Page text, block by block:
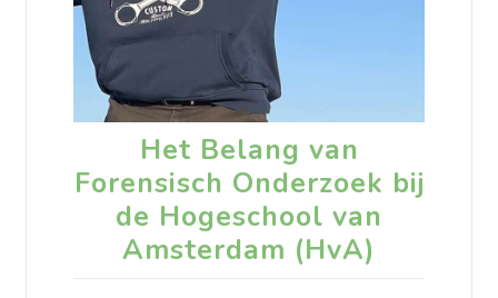
Het Belang van
Forensisch Onderzoek bij
de Hogeschool van
Amsterdam (HvA)